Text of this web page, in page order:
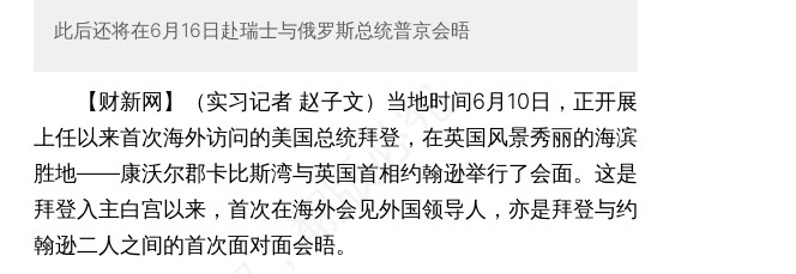
此后还将在6月16日赴瑞士与俄罗斯总统普京会晤
【财新网】（实习记者 赵子文） 当地时间6月10日，正开展
上任以来首次海外访问的美国总统拜登，在英国风景秀丽的海滨
胜地——康沃尔郡卡比斯湾与英国首相约翰逊举行了会面。这是
拜登入主白宫以来，首次在海外会见外国领导人，亦是拜登与约
翰逊二人之间的首次面对面会晤。